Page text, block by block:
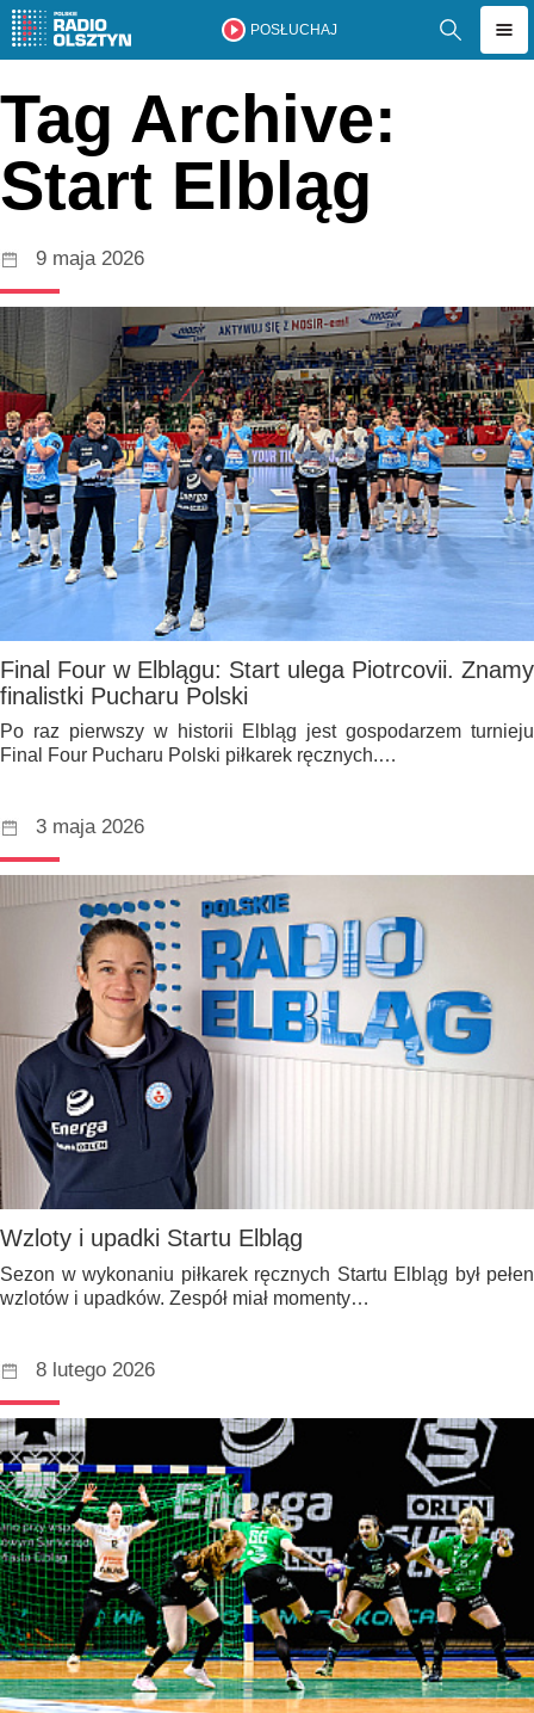
POSŁUCHAJ
Tag Archive:
Start Elbląg
9 maja 2026
Final Four w Elblągu: Start ulega Piotrcovii. Znamy
finalistki Pucharu Polski
Po raz pierwszy w historii Elbląg jest gospodarzem turnieju
Final Four Pucharu Polski piłkarek ręcznych.…
3 maja 2026
Wzloty i upadki Startu Elbląg
Sezon w wykonaniu piłkarek ręcznych Startu Elbląg był pełen
wzlotów i upadków. Zespół miał momenty…
8 lutego 2026